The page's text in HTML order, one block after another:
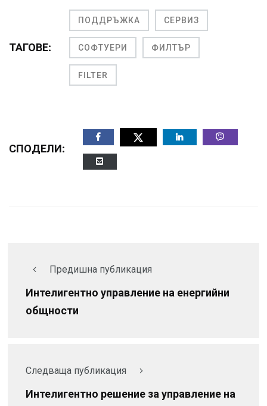
ТАГОВЕ:
ПОДДРЪЖКА СЕРВИЗ
СОФТУЕРИ ФИЛТЪР
FILTER
СПОДЕЛИ:
Предишна публикация
Интелигентно управление на енергийни
общности
Следваща публикация
Интелигентно решение за управление на